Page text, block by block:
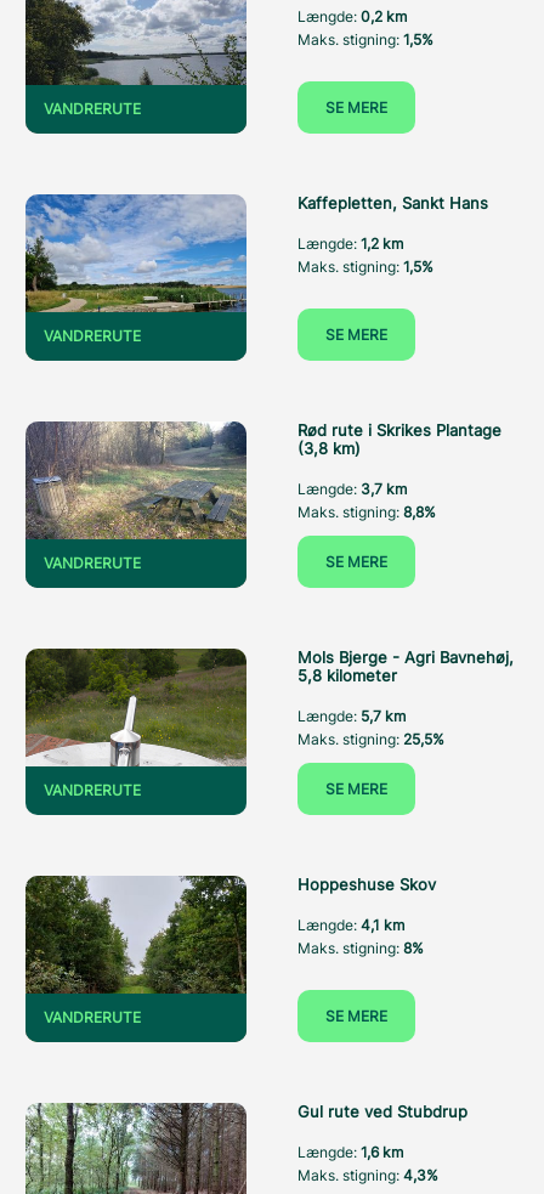
VANDRERUTE
Længde: 0,2 km
Maks. stigning: 1,5%
SE MERE
VANDRERUTE
Kaffepletten, Sankt Hans
Længde: 1,2 km
Maks. stigning: 1,5%
SE MERE
VANDRERUTE
Rød rute i Skrikes Plantage
(3,8 km)
Længde: 3,7 km
Maks. stigning: 8,8%
SE MERE
VANDRERUTE
Mols Bjerge - Agri Bavnehøj,
5,8 kilometer
Længde: 5,7 km
Maks. stigning: 25,5%
SE MERE
VANDRERUTE
Hoppeshuse Skov
Længde: 4,1 km
Maks. stigning: 8%
SE MERE
Gul rute ved Stubdrup
Længde: 1,6 km
Maks. stigning: 4,3%